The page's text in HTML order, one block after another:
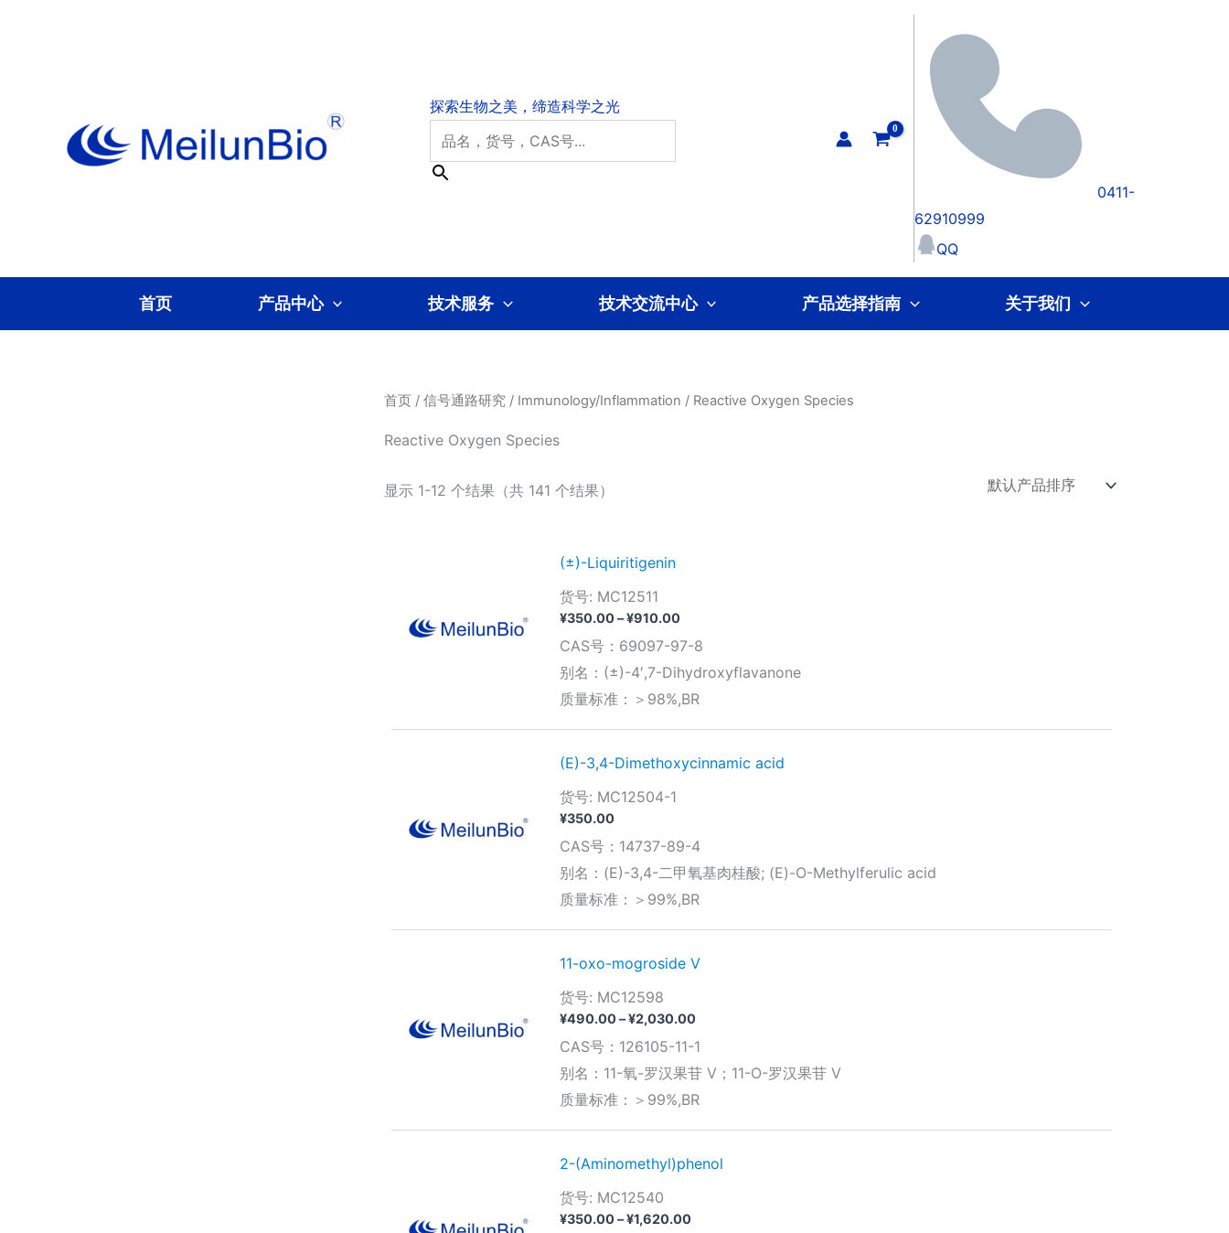
0411-
62910999
QQ
首页 产品中心 技术服务 技术交流中心 产品选择指南 关于我们
首页 / 信号通路研究 / Immunology/Inflammation / Reactive Oxygen Species
Reactive Oxygen Species
显示 1-12 个结果（共 141 个结果）
(±)-Liquiritigenin
货号: MC12511
¥350.00–¥910.00价
范
围：
¥350.00
至
CAS号：69097-97-8
别名：(±)-4′,7-Dihydroxyflavanone
质量标准：＞98%,BR
(E)-3,4-Dimethoxycinnamic acid
货号: MC12504-1
¥350.00
CAS号：14737-89-4
别名：(E)-3,4-二甲氧基肉桂酸; (E)-O-Methylferulic acid
质量标准：＞99%,BR
11-oxo-mogroside V
货号: MC12598
¥490.00–¥2,030.00价
范
围：
¥490.00
至
CAS号：126105-11-1
别名：11-氧-罗汉果苷 V；11-O-罗汉果苷 V
质量标准：＞99%,BR
2-(Aminomethyl)phenol
货号: MC12540
¥350.00–¥1,620.00价